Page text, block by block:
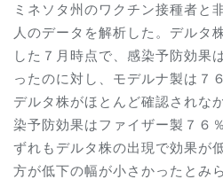
ミネソタ州のワクチン接種者と
人のデータを解析した。デルタ
した７月時点で、感染予防効果
ったのに対し、モデルナ製は７
デルタ株がほとんど確認されな
染予防効果はファイザー製７６
ずれもデルタ株の出現で効果が
方が低下の幅が小さかったとみ